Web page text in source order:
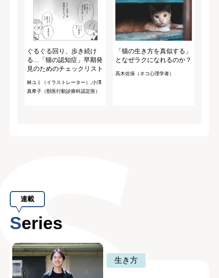
ぐるぐる回り、歩き続け
る...「猫の認知症」早期発
見のためのチェックリスト
林ユミ（イラストレーター）,小澤
真希子（獣医行動診療科認定医）
「猫の生き方を真似する」
となぜラクになれるのか？
高木佐保（ネコ心理学者）
連載
Series
生き方